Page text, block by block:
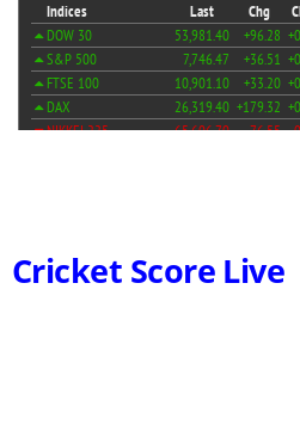
Cricket Score Live